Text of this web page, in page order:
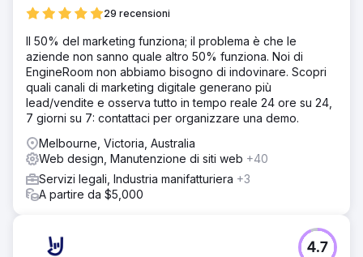
Soluzione
concentrandoci su parole chiave ad alto impatto per la
conformità delle risorse umane, la gestione delle paghe e
l'onboarding. Abbiamo creato nuove landing page,
contenuti di blog di lunga durata e case study per
supportare ogni fase del percorso del cliente. Abbiamo
ottimizzato i link interni e i metadati.
Risultato
Le conversioni mensili sono triplicate in cinque mesi. Il
traffico organico è cresciuto del 189% e il blog ha iniziato
a posizionarsi tra i primi 5 per oltre 25 parole chiave
29 recensioni
Il 50% del marketing funziona; il problema è che le
aziende non sanno quale altro 50% funziona. Noi di
EngineRoom non abbiamo bisogno di indovinare. Scopri
quali canali di marketing digitale generano più
lead/vendite e osserva tutto in tempo reale 24 ore su 24,
7 giorni su 7: contattaci per organizzare una demo.
Melbourne, Victoria, Australia
Web design, Manutenzione di siti web +40
Servizi legali, Industria manifatturiera +3
A partire da $5,000
4.7